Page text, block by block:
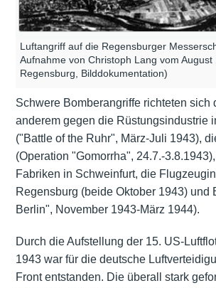
Luftangriff auf die Regensburger
Aufnahme von Christoph Lang vom August
Regensburg, Bilddokumentation)
Schwere Bomberangriffe richteten sich
anderem gegen die Rüstungsindustrie
("Battle of the Ruhr", März-Juli 1943),
(Operation "Gomorrha", 24.7.-
Fabriken in Schweinfurt, die
Regensburg (beide Oktober 1943) und
Berlin", November 1943-März 1944).
Durch die Aufstellung der 15. US-
1943 war für die deutsche
Front entstanden. Die überall stark